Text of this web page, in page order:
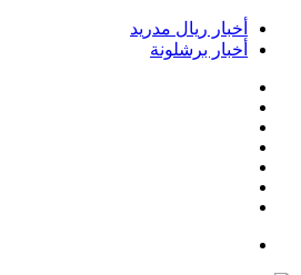
أخبار ريال مدريد
أخبار برشلونة